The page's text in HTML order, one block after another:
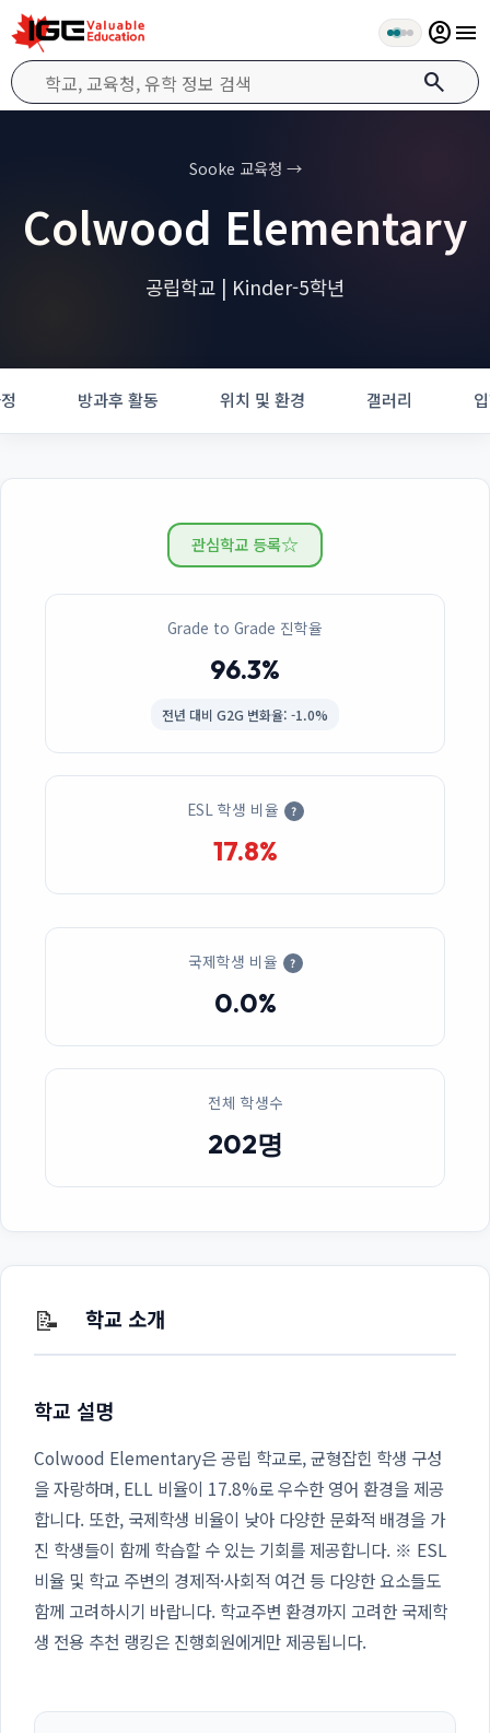
search
account_circlemenu
Sooke 교육청 →
Colwood Elementary
공립학교 | Kinder-5학년
방과후 활동 위치 및 환경 갤러리
관심학교 등록☆
Grade to Grade 진학율
96.3%
전년 대비 G2G 변화율: -1.0%
ESL 학생 비율 ?
17.8%
국제학생 비율 ?
0.0%
전체 학생수
202명
📝 학교 소개
학교 설명
Colwood Elementary은 공립 학교로, 균형잡힌 학생 구성
을 자랑하며, ELL 비율이 17.8%로 우수한 영어 환경을 제공
합니다. 또한, 국제학생 비율이 낮아 다양한 문화적 배경을 가
진 학생들이 함께 학습할 수 있는 기회를 제공합니다. ※ ESL
비율 및 학교 주변의 경제적·사회적 여건 등 다양한 요소들도
함께 고려하시기 바랍니다. 학교주변 환경까지 고려한 국제학
생 전용 추천 랭킹은 진행회원에게만 제공됩니다.